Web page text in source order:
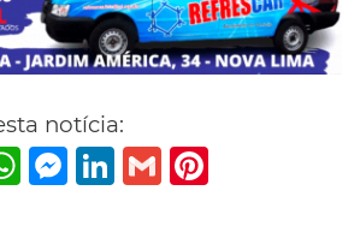
notícia:
WhatsAppMessenger
LinkedIn
Gmail